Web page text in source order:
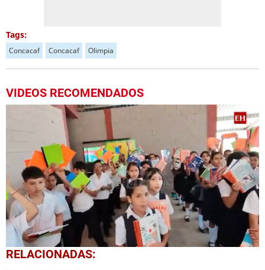
Tags:
Concacaf Concacaf Olimpia
VIDEOS RECOMENDADOS
0
seconds
RELACIONADAS: